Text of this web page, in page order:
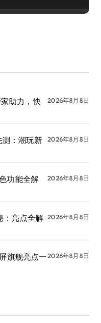
助力，快
2026年8月8日
：潮玩新
2026年8月8日
功能全解
2026年8月8日
：亮点全解 2026年8月8日
旗舰亮点一2026年8月8日